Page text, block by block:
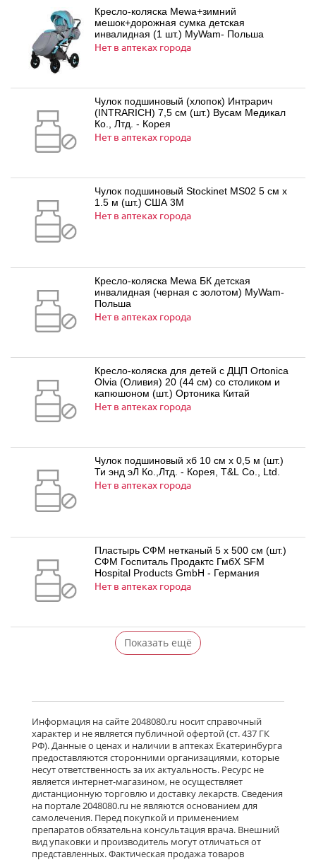
Кресло-коляска Mewa+зимний
мешок+дорожная сумка детская
инвалидная (1 шт.) MyWam- Польша
Нет в аптеках города
Чулок подшиновый (хлопок) Интрарич
(INTRARICH) 7,5 см (шт.) Вусам Медикал
Ко., Лтд. - Корея
Нет в аптеках города
Чулок подшиновый Stockinet МS02 5 cм х
1.5 м (шт.) США 3М
Нет в аптеках города
Кресло-коляска Mewa БК детская
инвалидная (черная с золотом) MyWam-
Польша
Нет в аптеках города
Кресло-коляска для детей с ДЦП Ortonica
Olvia (Оливия) 20 (44 см) со столиком и
капюшоном (шт.) Ортоника Китай
Нет в аптеках города
Чулок подшиновый хб 10 см х 0,5 м (шт.)
Ти энд эЛ Ко.,Лтд. - Корея, T&L Co., Ltd.
Нет в аптеках города
Пластырь СФМ нетканый 5 х 500 см (шт.)
СФМ Госпиталь Продактс ГмбХ SFM
Hospital Products GmbH - Германия
Нет в аптеках города
Показать ещё
Информация на сайте 2048080.ru носит справочный
характер и не является публичной офертой (ст. 437 ГК
РФ). Данные о ценах и наличии в аптеках Екатеринбурга
предоставляются сторонними организациями, которые
несут ответственность за их актуальность. Ресурс не
является интернет-магазином, не осуществляет
дистанционную торговлю и доставку лекарств. Сведения
на портале 2048080.ru не являются основанием для
самолечения. Перед покупкой и применением
препаратов обязательна консультация врача. Внешний
вид упаковки и производитель могут отличаться от
представленных. Фактическая продажа товаров